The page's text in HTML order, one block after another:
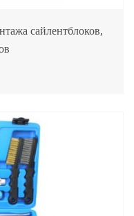
сайлентблоков,